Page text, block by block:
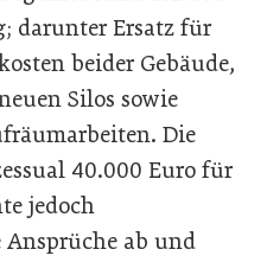
darunter Ersatz für
beider Gebäude,
Silos sowie
Die
40.000 Euro für
jedoch
ab und